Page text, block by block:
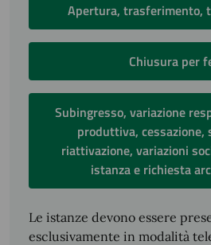
Apertura, trasferimento,
Chiusura per
Subingresso, variazione
produttiva, cessazione,
riattivazione, variazioni
istanza e richiesta
Le istanze devono essere
esclusivamente in modalità